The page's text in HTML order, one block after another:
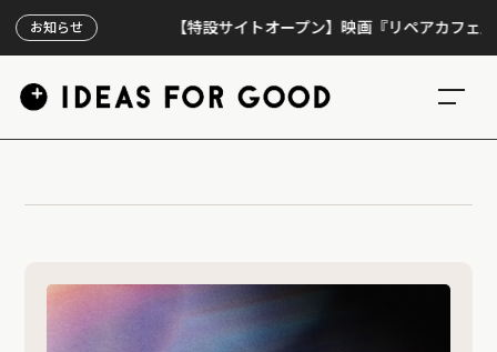
お知らせ 【特設サイトオープン】映画『リペアカフェ』、